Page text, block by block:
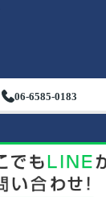
06-6585-0183